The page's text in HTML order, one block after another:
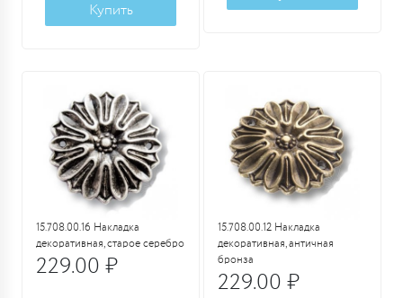
Купить
15.708.00.16 Накладка
декоративная, старое серебро
229.00 ₽
15.708.00.12 Накладка
декоративная, античная
бронза
229.00 ₽